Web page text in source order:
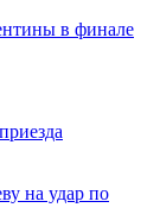
в финале
на удар по